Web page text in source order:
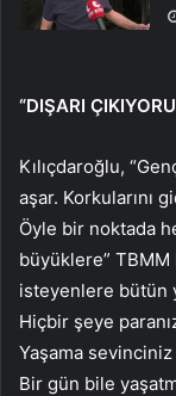
“DIŞARI
Kılıçdaroğlu,
aşar. Korkularını
Öyle bir noktada
büyüklere” TBMM
isteyenlere bütün
Hiçbir şeye
Yaşama
Bir gün bile